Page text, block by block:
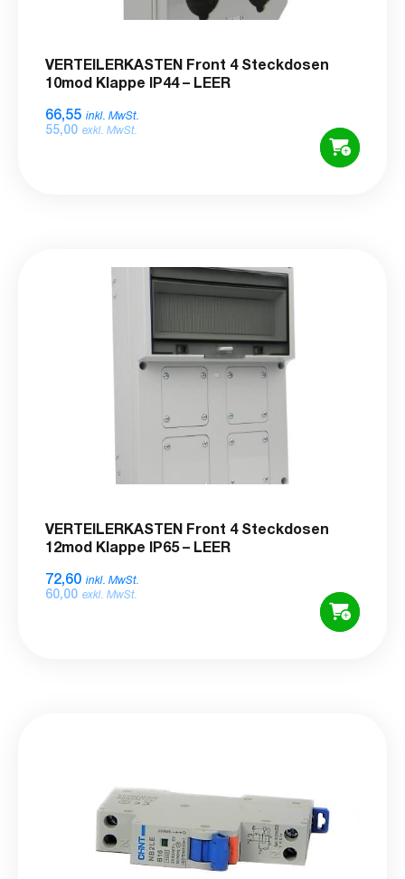
VERTEILERKASTEN Front 4 Steckdosen
10mod Klappe IP44 – LEER
66,55 inkl. MwSt.
55,00 exkl. MwSt.
VERTEILERKASTEN Front 4 Steckdosen
12mod Klappe IP65 – LEER
72,60 inkl. MwSt.
60,00 exkl. MwSt.